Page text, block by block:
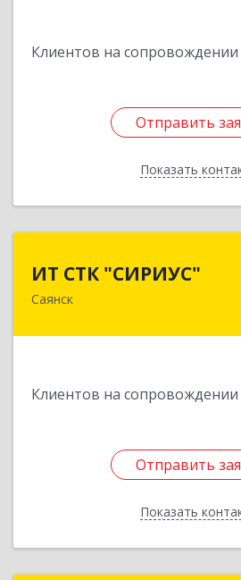
Клиентов на сопровождении
Отправить
Показать
Отправить
Назад
ИТ СТК "СИРИУС"
Саянск
Клиентов на сопровождении
Отправить
Показать
666303, Иркутская обл,
Отправить
Назад